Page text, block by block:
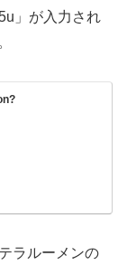
」が入力され
ラルーメンの